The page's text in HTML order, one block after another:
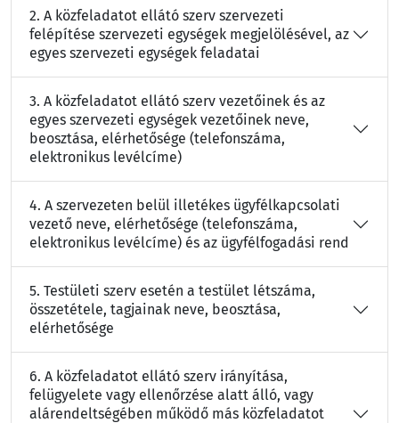
2. A közfeladatot ellátó szerv szervezeti
felépítése szervezeti egységek megjelölésével, az
egyes szervezeti egységek feladatai
3. A közfeladatot ellátó szerv vezetőinek és az
egyes szervezeti egységek vezetőinek neve,
beosztása, elérhetősége (telefonszáma,
elektronikus levélcíme)
4. A szervezeten belül illetékes ügyfélkapcsolati
vezető neve, elérhetősége (telefonszáma,
elektronikus levélcíme) és az ügyfélfogadási rend
5. Testületi szerv esetén a testület létszáma,
összetétele, tagjainak neve, beosztása,
elérhetősége
6. A közfeladatot ellátó szerv irányítása,
felügyelete vagy ellenőrzése alatt álló, vagy
alárendeltségében működő más közfeladatot